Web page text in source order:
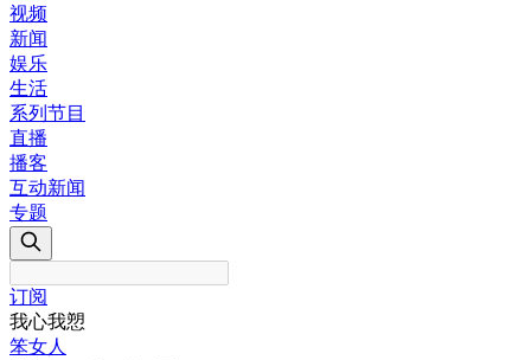
视频
新闻
娱乐
生活
系列节目
直播
播客
互动新闻
专题
订阅
我心我愬
笨女人